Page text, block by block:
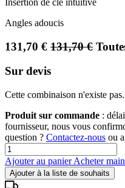
Angles adoucis
131,70 € 131,70€
Sur devis
Cette combinaison n'existe pas.
Produit sur commande :
fournisseur, nous vous
question ? Contactez-nous ou
Ajouter au panierAcheter
Ajouter à la liste de souhaits